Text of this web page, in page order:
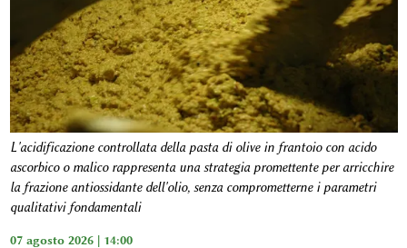
L'acidificazione controllata della pasta di olive in frantoio con acido
ascorbico o malico rappresenta una strategia promettente per arricchire
la frazione antiossidante dell'olio, senza comprometterne i parametri
qualitativi fondamentali
07 agosto 2026 | 14:00